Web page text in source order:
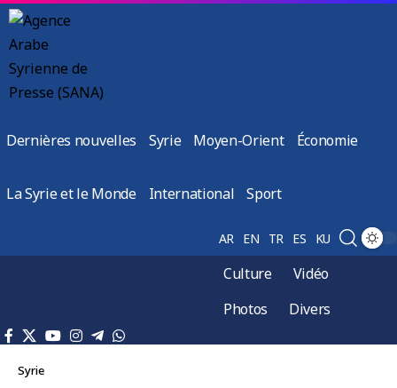
Dernières nouvelles Syrie Moyen-Orient Économie
La Syrie et le Monde International Sport
AR EN TR ES KU
Culture
Vidéo
Photos
Divers
Syrie